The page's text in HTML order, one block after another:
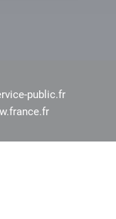
public.fr